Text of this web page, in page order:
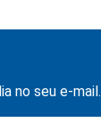
no seu e-mail.